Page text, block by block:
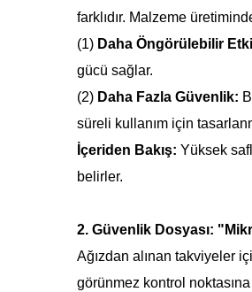
farklıdır. Malzeme
(1) Daha Öngörülebilir
gücü sağlar.
(2) Daha Fazla Güvenlik:
süreli kullanım için
İçeriden Bakış: Yüksek
belirler.
2. Güvenlik Dosyası:
Ağızdan alınan takviyeler
görünmez kontrol noktasına